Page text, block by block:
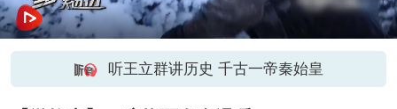
听王立群讲历史 千古一帝秦始皇